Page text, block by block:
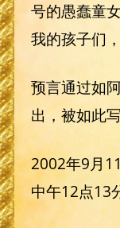
号的愚蠢童
我的孩子们
预言通过如
出，被如此写
2002年9月
中午12点13